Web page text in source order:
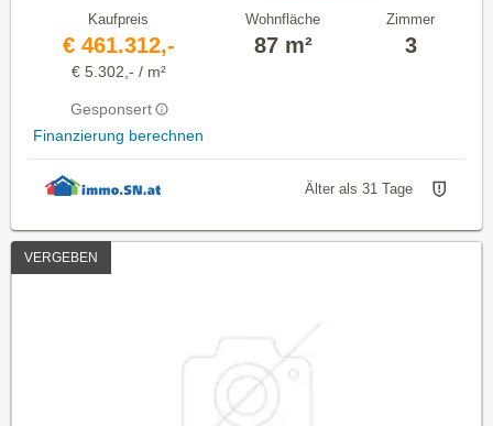
Kaufpreis
€ 461.312,-
€ 5.302,- / m²
Gesponsert
Finanzierung berechnen
Wohnfläche
87 m²
Zimmer
3
Älter als 31 Tage
VERGEBEN